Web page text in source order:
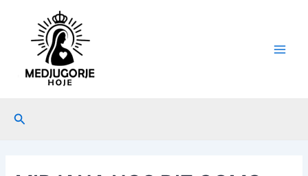
conteúdo
Pesquisar
navigation